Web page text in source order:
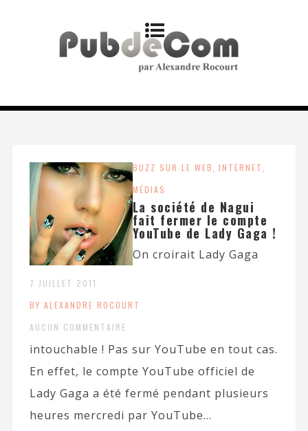
BUZZ SUR LE WEB, INTERNET,
MÉDIAS
La société de Nagui
fait fermer le compte
YouTube de Lady Gaga !
7 JUILLET 2011
BY ALEXANDRE ROCOURT
AUCUN COMMENTAIRE
On croirait Lady Gaga
intouchable ! Pas sur YouTube en tout cas.
En effet, le compte YouTube officiel de
Lady Gaga a été fermé pendant plusieurs
heures mercredi par YouTube...